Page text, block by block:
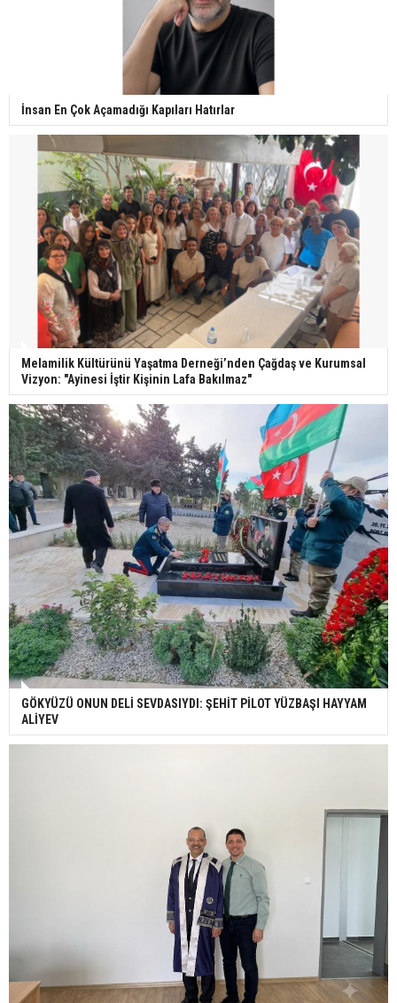
İnsan En Çok Açamadığı Kapıları Hatırlar
Melamilik Kültürünü Yaşatma Derneği’nden Çağdaş ve Kurumsal
Vizyon: "Ayinesi İştir Kişinin Lafa Bakılmaz"
GÖKYÜZÜ ONUN DELİ SEVDASIYDI: ŞEHİT PİLOT YÜZBAŞI HAYYAM
ALİYEV